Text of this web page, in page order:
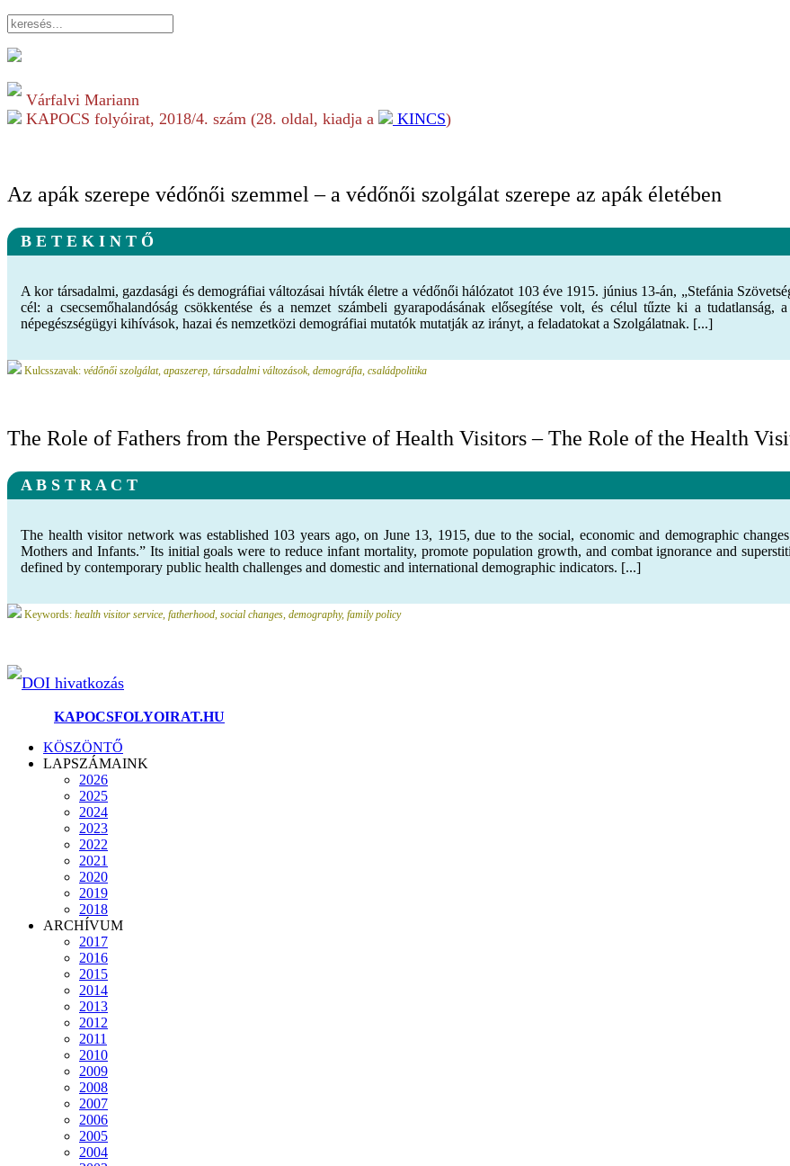
Várfalvi Mariann
KAPOCS folyóirat, 2018/4. szám (28. oldal, kiadja a KINCS)
Az apák szerepe védőnői szemmel – a védőnői szolgálat szerepe az apák életében
B E T E K I N T Ő
A kor társadalmi, gazdasági és demográfiai változásai hívták életre a védőnői hálózatot 103 éve 1915. június 13-án, „Stefánia
cél: a csecsemőhalandóság csökkentése és a nemzet számbeli gyarapodásának elősegítése volt, és célul tűzte ki a
népegészségügyi kihívások, hazai és nemzetközi demográfiai mutatók mutatják az irányt, a feladatokat a Szolgálatnak. [...]
Kulcsszavak: védőnői szolgálat, apaszerep, társadalmi változások, demográfia, családpolitika
The Role of Fathers from the Perspective of Health Visitors – The Role of the Health
A B S T R A C T
The health visitor network was established 103 years ago, on June 13, 1915, due to the social, economic and demographic
Mothers and Infants.” Its initial goals were to reduce infant mortality, promote population growth, and combat ignorance and
defined by contemporary public health challenges and domestic and international demographic indicators. [...]
Keywords: health visitor service, fatherhood, social changes, demography, family policy
DOI hivatkozás
KAPOCSFOLYOIRAT.HU
KÖSZÖNTŐ
LAPSZÁMAINK
2026
2025
2024
2023
2022
2021
2020
2019
2018
ARCHÍVUM
2017
2016
2015
2014
2013
2012
2011
2010
2009
2008
2007
2006
2005
2004